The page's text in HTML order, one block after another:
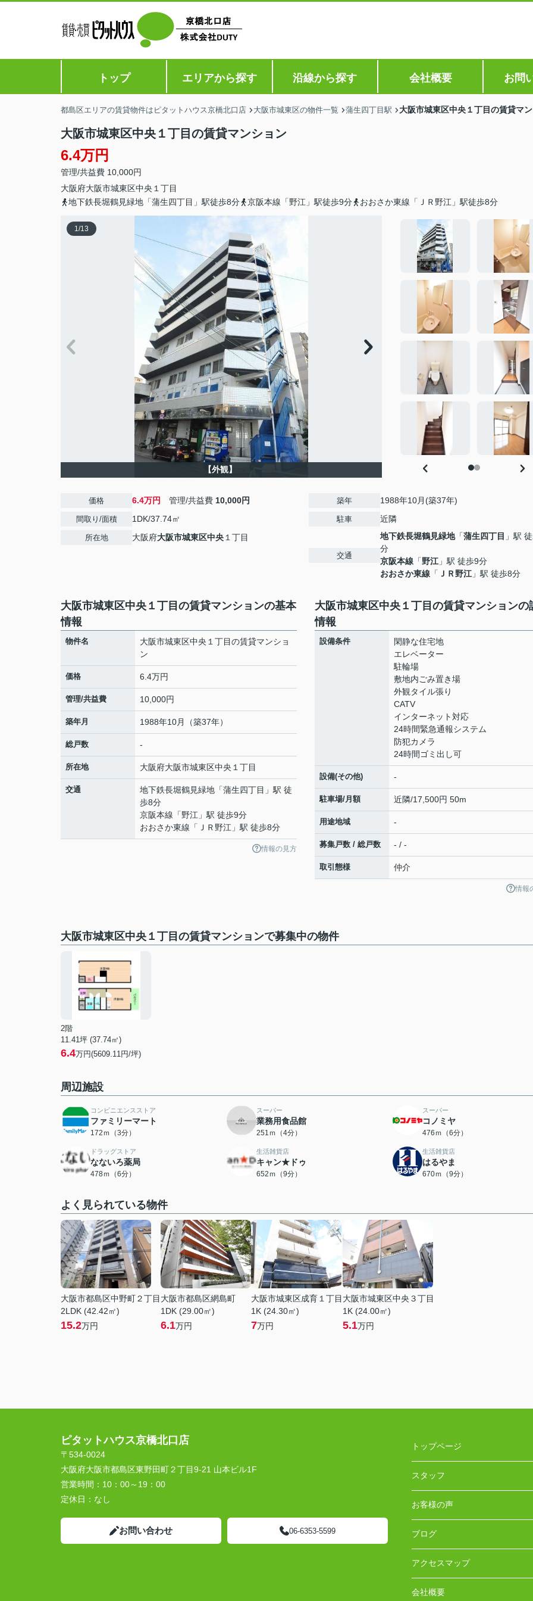
トップ エリアから探す 沿線から探す 会社概要 お問
都島区エリアの賃貸物件はピタットハウス京橋北口店 大阪市城東区の物件一覧 蒲生四丁目駅 大阪市城東区中央１丁目の賃貸マ
大阪市城東区中央１丁目の賃貸マンション
6.4万円
管理/共益費 10,000円
大阪府大阪市城東区中央 １丁目
地下鉄長堀鶴見緑地「蒲生四丁目」駅徒歩8分
京阪本線「野江」駅徒歩9分 おおさか東線「ＪＲ野江」駅徒歩8分
1/13
【外観】
価格 6.4万円 管理/共益費 10,000円
間取り/面積 1DK/37.74㎡
所在地 大阪府大阪市城東区中央 １丁目
築年 1988年10月(築37年)
駐車 近隣
交通
地下鉄長堀鶴見緑地「蒲生四丁目 」駅
分
京阪本線 「野江 」駅 徒歩9分
おおさか東線 「 ＪＲ野江 」駅 徒歩8分
大阪市城東区中央１丁目の賃貸マンションの基本
情報
物件名
大阪市城東区中央１丁目の賃貸マンショ
ン
価格 6.4万円
管理/共益費 10,000円
築年月 1988年10月（築37年）
総戸数 -
所在地 大阪府大阪市城東区中央 １丁目
交通 地下鉄長堀鶴見緑地 「蒲生四丁目 」駅 徒
歩8分
京阪本線 「野江 」駅 徒歩9分
おおさか東線 「 ＪＲ野江 」駅 徒歩8分
情報の見方
大阪市城東区中央１丁目の賃貸マンションの
情報
設備条件
閑静な住宅地
エレベーター
駐輪場
敷地内ごみ置き場
外観タイル張り
CATV
インターネット対応
24時間緊急通報システム
防犯カメラ
24時間ゴミ出し可
設備(その他) -
駐車場/月額 近隣/17,500円 50m
用途地域 -
募集戸数 / 総戸数 - / -
取引態様 仲介
情報
大阪市城東区中央１丁目の賃貸マンションで募集中の物件
2階
11.41坪 (37.74㎡)
6.4万円(5609.11円/坪)
周辺施設
コンビニエンスストア
ファミリーマート
172ｍ（3分）
スーパー
業務用食品館
251ｍ（4分）
スーパー
コノミヤ
476ｍ（6分）
ドラッグストア
なないろ薬局
478ｍ（6分）
生活雑貨店
キャン★ドゥ
652ｍ（9分）
生活雑貨店
はるやま
670ｍ（9分）
よく見られている物件
大阪市都島区中野町２丁目
2LDK (42.42㎡)
15.2万円
大阪市都島区網島町
1DK (29.00㎡)
6.1万円
大阪市城東区成育１丁目
1K (24.30㎡)
7万円
大阪市城東区中央３丁目
1K (24.00㎡)
5.1万円
ピタットハウス京橋北口店
〒534-0024
大阪府大阪市都島区東野田町２丁目9-21 山本ビル1F
営業時間： 10：00～19：00
定休日： なし
お問い合わせ 06-6353-5599
トップページ
スタッフ
お客様の声
ブログ
アクセスマップ
会社概要